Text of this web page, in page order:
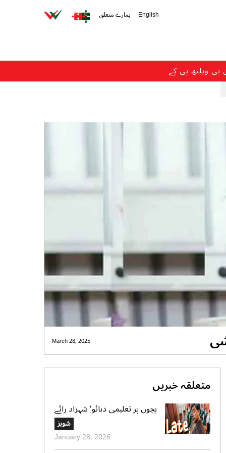
English ہمارے متعلق
پی ویلتھ پی کے
March 28, 2025
متعلقہ خبریں
بچوں پر تعلیمی دبائو‘ شہزاد رائے
کا نیا گانا سوشل میڈیا پر وائرل
شوبز
January 28, 2026